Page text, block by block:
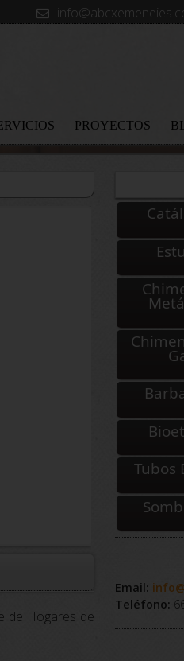
PROYECTOS
de Hogares de
Tubos
Email:
Teléfono: